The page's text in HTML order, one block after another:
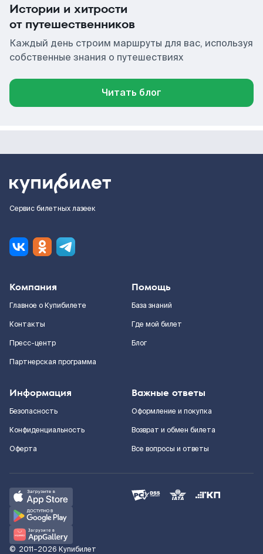
Истории и хитрости
от путешественников
Каждый день строим маршруты для вас, используя
собственные знания о путешествиях
Читать блог
Сервис билетных лазеек
Компания
Главное о Купибилете
Контакты
Пресс-центр
Партнерская программа
Помощь
База знаний
Где мой билет
Блог
Информация
Безопасность
Конфиденциальность
Оферта
Важные ответы
Оформление и покупка
Возврат и обмен билета
Все вопросы и ответы
© 2011–2026 Купибилет